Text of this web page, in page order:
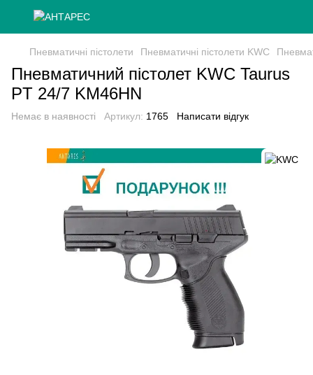
Пневматичні пістолети Пневматичні пістолети KWC
Пневматичний пістолет KWC Taurus
PT 24/7 KM46HN
Немає в наявності Артикул: 1765 Написати відгук